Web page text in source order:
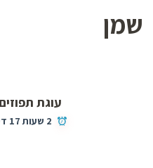
שמן
עוגת
2 שעות 17 דקות